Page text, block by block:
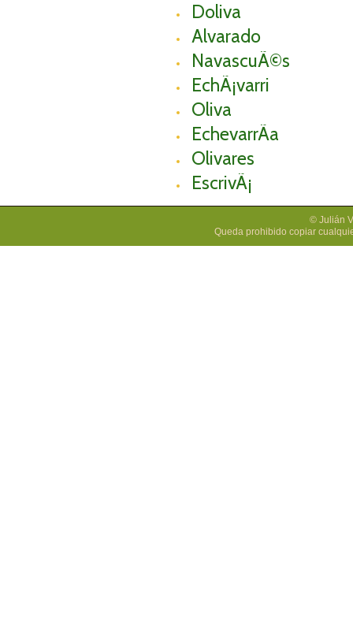
Doliva
Alvarado
NavascuÃ©s
EchÃ¡varri
Oliva
EchevarrÃ­a
Olivares
EscrivÃ¡
© Julián
Queda prohibido copiar